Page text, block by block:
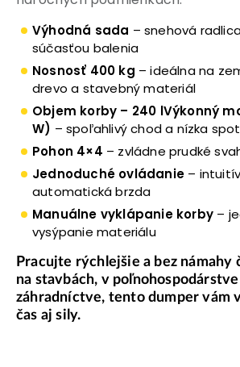
Výhodná sada – snehová
súčasťou balenia
Nosnosť 400 kg – ideálna na
drevo a stavebný materiál
Objem korby – 240 lVýkonný
W) – spoľahlivý chod a nízka
Pohon 4×4 – zvládne prudké
Jednoduché ovládanie –
automatická brzda
Manuálne vyklápanie korby –
vysýpanie materiálu
Pracujte rýchlejšie a bez námahy
na stavbách, v
záhradníctve, tento dumper vám
čas aj sily.